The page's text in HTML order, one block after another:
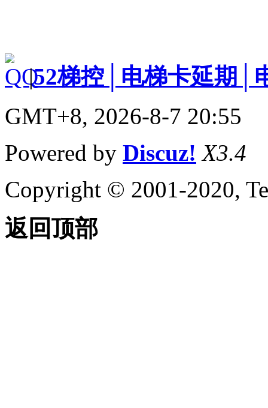
|52梯控│电梯卡延期│
GMT+8, 2026-8-7 20:55
Powered by Discuz! X3.4
Copyright © 2001-2020,
返回顶部